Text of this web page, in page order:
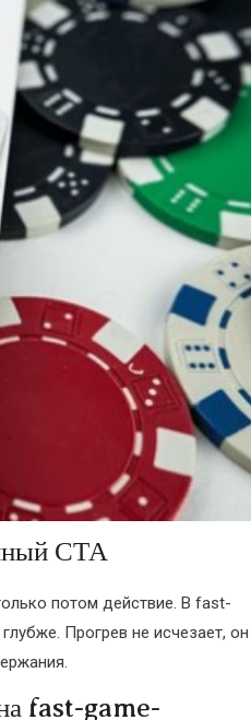
СТА
потом действие. В fast-
Прогрев не исчезает, он
fast-game-